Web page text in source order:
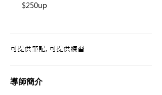
$250up
可提供筆記, 可提供練習
導師簡介